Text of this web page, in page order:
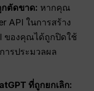
กตัดขาด: หากคุณ
API ในการสร้าง
ของคุณได้ถูกปิดใช้
ารประมวลผล
ที่ถูกยกเลิก: